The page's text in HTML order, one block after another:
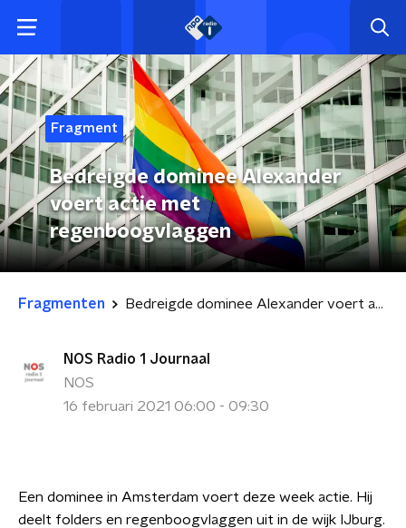
Fragment
Bedreigde dominee Alexander
voert actie met
regenboogvlaggen
Fragmenten Bedreigde dominee Alexander voert actie met regenboogvlaggen
NOS Radio 1 Journaal
NOS
16 februari 2021 06:00 - 09:30
Een dominee in Amsterdam voert deze week actie. Hij
deelt folders en regenboogvlaggen uit in de wijk IJburg.